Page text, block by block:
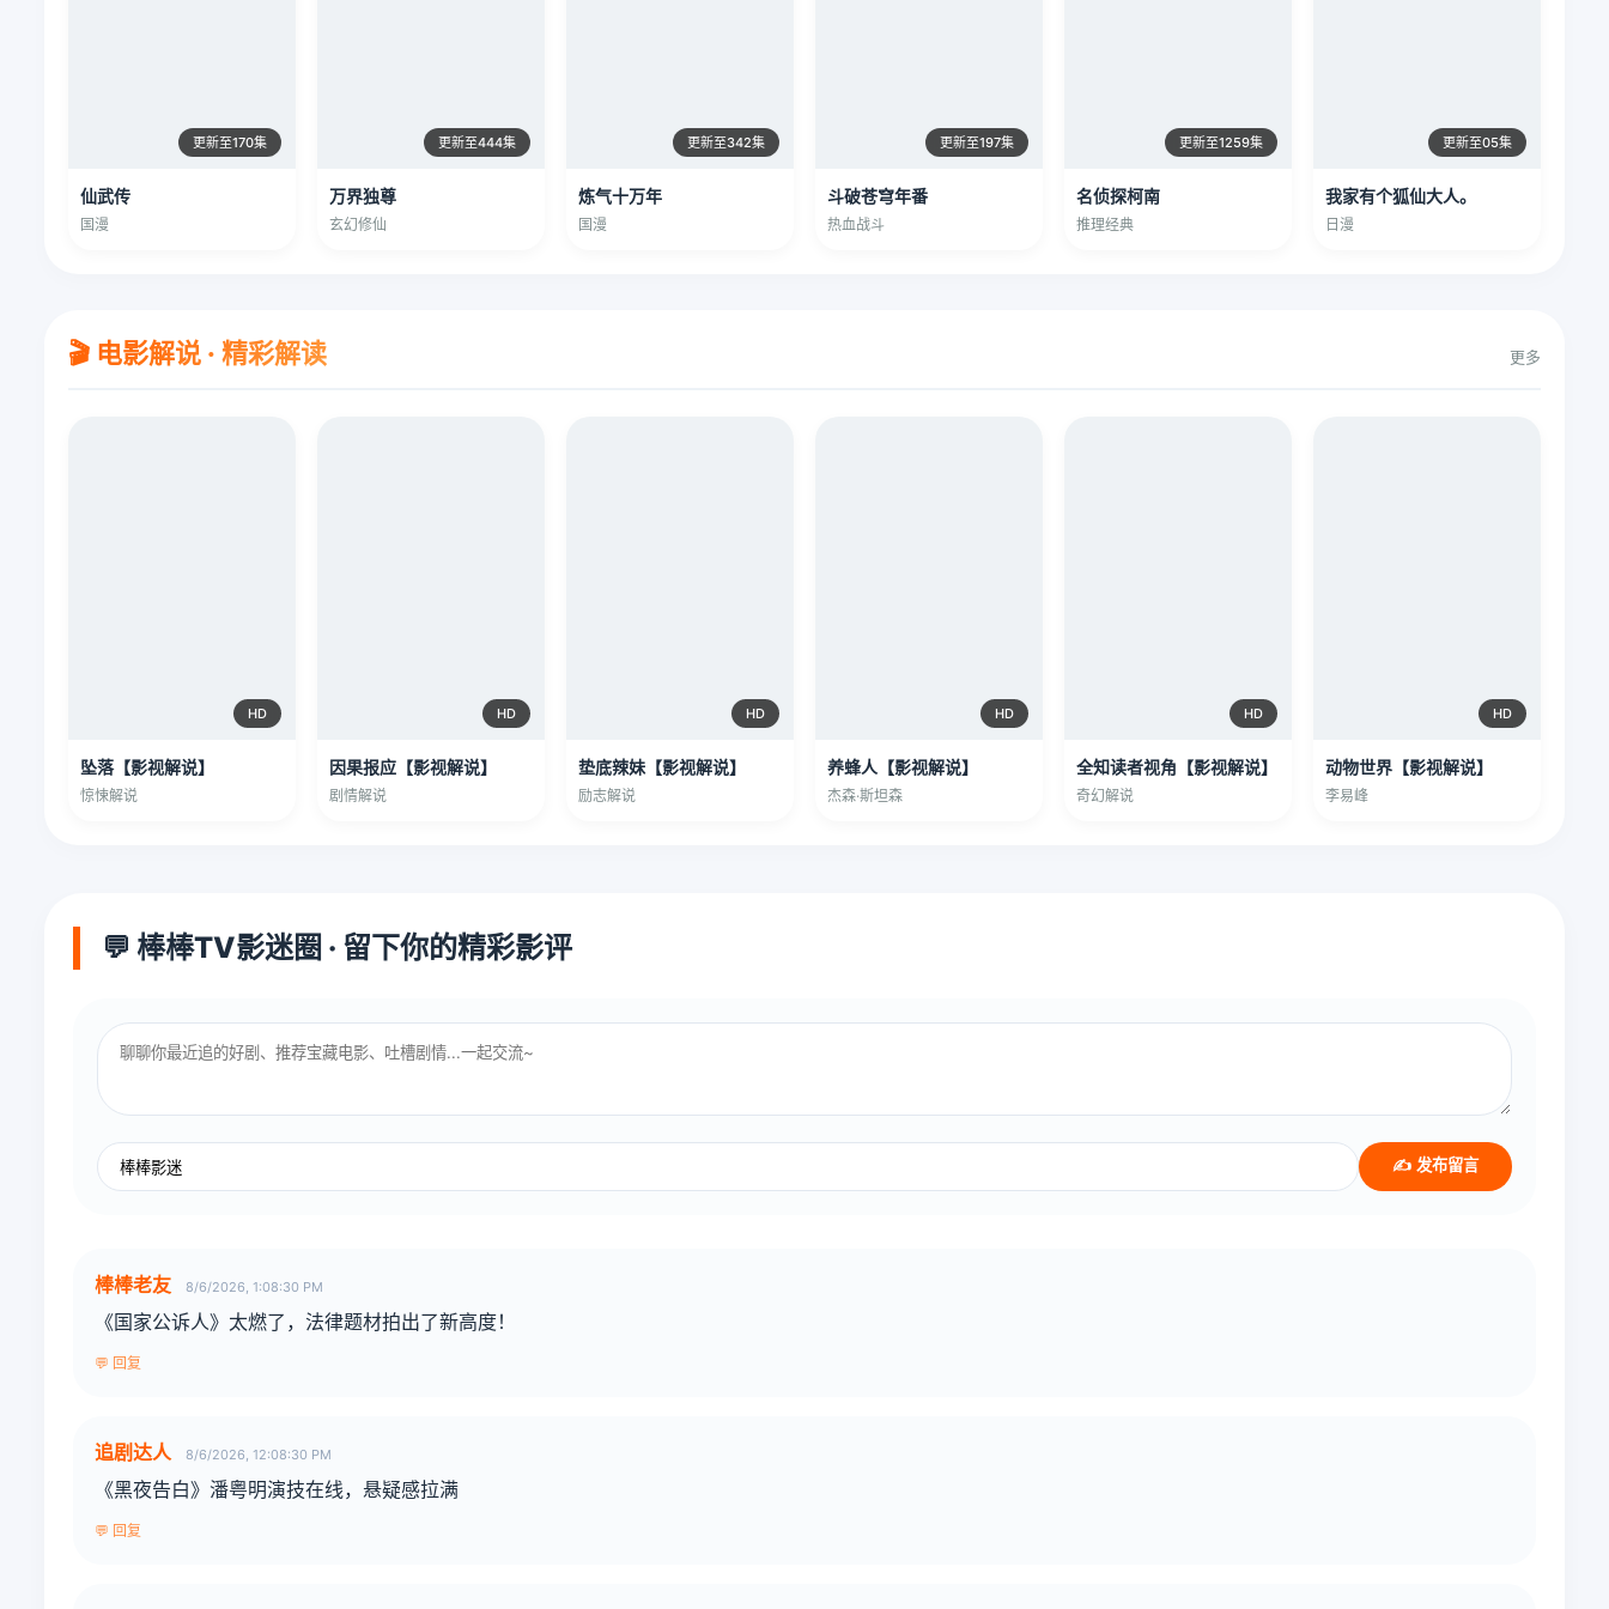
更新至170集
仙武传
国漫
更新至444集
万界独尊
玄幻修仙
更新至342集
炼气十万年
国漫
更新至197集
斗破苍穹年番
热血战斗
更新至1259集
名侦探柯南
推理经典
更新至05集
我家有个狐仙大人。
日漫
🎬 电影解说 · 精彩解读 更多
HD
坠落【影视解说】
惊悚解说
HD
因果报应【影视解说】
剧情解说
HD
垫底辣妹【影视解说】
励志解说
HD
养蜂人【影视解说】
杰森·斯坦森
HD
全知读者视角【影视解说】
奇幻解说
HD
动物世界【影视解说】
李易峰
💬 棒棒TV影迷圈 · 留下你的精彩影评
✍️ 发布留言
棒棒老友 8/6/2026, 1:08:30 PM
《国家公诉人》太燃了，法律题材拍出了新高度！
💬 回复
追剧达人 8/6/2026, 12:08:30 PM
《黑夜告白》潘粤明演技在线，悬疑感拉满
💬 回复